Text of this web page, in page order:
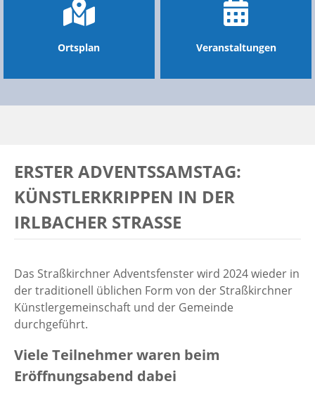
Ortsplan Veranstaltungen
ERSTER ADVENTSSAMSTAG:
KÜNSTLERKRIPPEN IN DER
IRLBACHER STRASSE
Das Straßkirchner Adventsfenster wird 2024 wieder in
der traditionell üblichen Form von der Straßkirchner
Künstlergemeinschaft und der Gemeinde
durchgeführt.
Viele Teilnehmer waren beim
Eröffnungsabend dabei